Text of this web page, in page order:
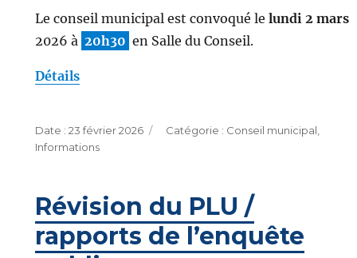
Le conseil municipal est convoqué le lundi 2 mars
2026 à 20h30 en Salle du Conseil.
Détails
Publié
le
23 février 2026 Catégories
Conseil municipal
Informations
Révision du PLU /
rapports de l’enquête